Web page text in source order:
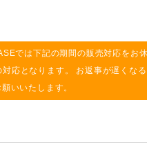
では下記の期間の販売対応をお休
応となります。 お返事が遅くな
いいたします。